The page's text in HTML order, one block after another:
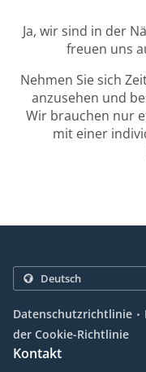
Ja, wir sind in der
freuen uns
Nehmen Sie sich
anzusehen und
Wir brauchen nur
mit einer
Datenschutzrichtlinie .
der Cookie-Richtlinie
Kontakt